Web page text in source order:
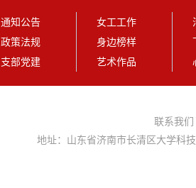
通知公告
政策法规
支部党建
女工工作
身边榜样
艺术作品
联系我们
地址：山东省济南市长清区大学科